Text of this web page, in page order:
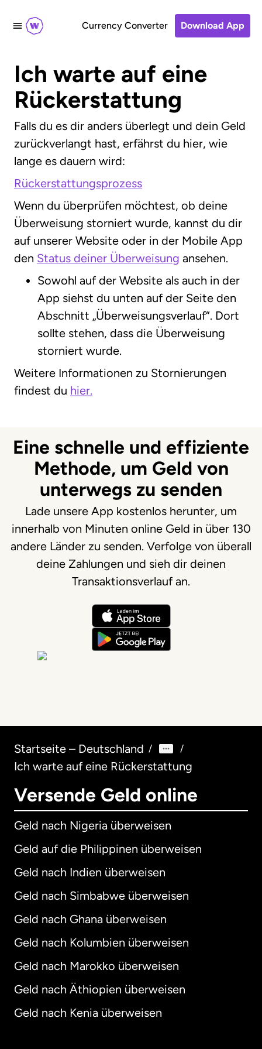
Currency Converter Download App
Ich warte auf eine
Rückerstattung
Falls du es dir anders überlegt und dein Geld
zurückverlangt hast, erfährst du hier, wie
lange es dauern wird:
Rückerstattungsprozess
Wenn du überprüfen möchtest, ob deine
Überweisung storniert wurde, kannst du dir
auf unserer Website oder in der Mobile App
den Status deiner Überweisung ansehen.
Sowohl auf der Website als auch in der
App siehst du unten auf der Seite den
Abschnitt „Überweisungsverlauf“. Dort
sollte stehen, dass die Überweisung
storniert wurde.
Weitere Informationen zu Stornierungen
findest du hier.
Eine schnelle und effiziente
Methode, um Geld von
unterwegs zu senden
Lade unsere App kostenlos herunter, um
innerhalb von Minuten online Geld in über 130
andere Länder zu senden. Verfolge von überall
deine Zahlungen und sieh dir deinen
Transaktionsverlauf an.
Startseite – Deutschland / /
Ich warte auf eine Rückerstattung
Versende Geld online
Geld nach Nigeria überweisen
Geld auf die Philippinen überweisen
Geld nach Indien überweisen
Geld nach Simbabwe überweisen
Geld nach Ghana überweisen
Geld nach Kolumbien überweisen
Geld nach Marokko überweisen
Geld nach Äthiopien überweisen
Geld nach Kenia überweisen